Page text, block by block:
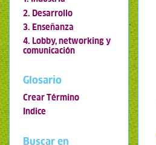
2. Desarrollo
3. Enseñanza
4. Lobby, networking y
comunicación
Glosario
Crear Término
Indice
Buscar en